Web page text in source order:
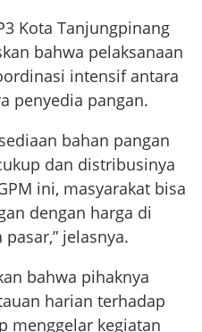
Kota Tanjungpinang
bahwa pelaksanaan
intensif antara
penyedia pangan.
bahan pangan
dan distribusinya
ini, masyarakat bisa
dengan harga di
jelasnya.
bahwa pihaknya
harian terhadap
menggelar kegiatan